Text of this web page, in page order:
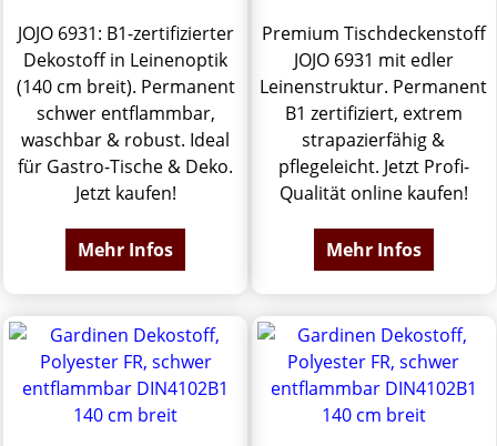
JOJO 6931: B1-zertifizierter
Dekostoff in Leinenoptik
(140 cm breit). Permanent
schwer entflammbar,
waschbar & robust. Ideal
für Gastro-Tische & Deko.
Jetzt kaufen!
Mehr Infos
Premium Tischdeckenstoff
JOJO 6931 mit edler
Leinenstruktur. Permanent
B1 zertifiziert, extrem
strapazierfähig &
pflegeleicht. Jetzt Profi-
Qualität online kaufen!
Mehr Infos